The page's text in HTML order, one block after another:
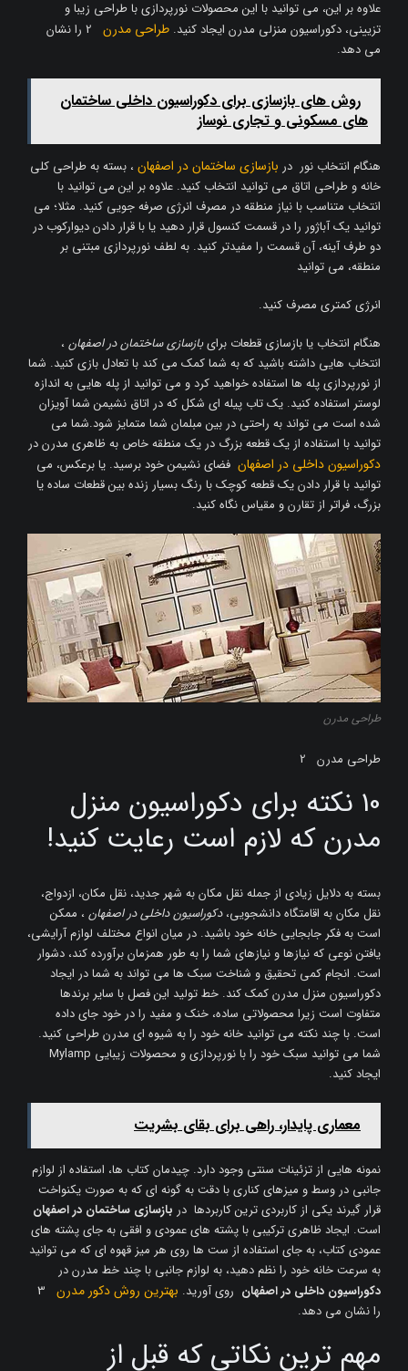
علاوه بر این، می توانید با این محصولات نورپردازی با طراحی زیبا و
تزیینی، دکوراسیون منزلی مدرن ایجاد کنید. طراحی مدرن
2 را نشان
می دهد.
روش ‌های بازسازی برای دکوراسیون داخلی ساختمان‌
های مسکونی و تجاری نوساز
هنگام انتخاب نور در بازسازی ساختمان در اصفهان ، بسته به طراحی کلی
خانه و طراحی اتاق می توانید انتخاب کنید. علاوه بر این می توانید با
انتخاب متناسب با نیاز منطقه در مصرف انرژی صرفه جویی کنید. مثلا؛ می
توانید یک آباژور را در قسمت کنسول قرار دهید یا با قرار دادن دیوارکوب در
دو طرف آینه، آن قسمت را مفیدتر کنید. به لطف نورپردازی مبتنی بر
منطقه، می توانید
انرژی کمتری مصرف کنید.
هنگام انتخاب یا بازسازی قطعات برایبازسازی ساختمان در اصفهان ،
انتخاب هایی داشته باشید که به شما کمک می کند با تعادل بازی کنید. شما
از نورپردازی پله ها استفاده خواهید کرد و می توانید از پله هایی به اندازه
لوستر استفاده کنید. یک تاب پیله ای شکل که در اتاق نشیمن شما آویزان
شده است می تواند به راحتی در بین مبلمان شما متمایز شود.شما می
توانید با استفاده از یک قطعه بزرگ در یک منطقه خاص به ظاهری مدرن در
دکوراسیون داخلی در اصفهان فضای نشیمن خود برسید. یا برعکس، می
توانید با قرار دادن یک قطعه کوچک با رنگ بسیار زنده بین قطعات ساده یا
بزرگ، فراتر از تقارن و مقیاس نگاه کنید.
طراحی مدرن
طراحی مدرن 2
10 نکته برای دکوراسیون منزل
مدرن که لازم است رعایت کنید!
بسته به دلایل زیادی از جمله نقل مکان به شهر جدید، نقل مکان، ازدواج،
نقل مکان به اقامتگاه دانشجویی،دکوراسیون داخلی در اصفهان ، ممکن
است به فکر جابجایی خانه خود باشید. در میان انواع مختلف لوازم آرایشی،
یافتن نوعی که نیازها و نیازهای شما را به طور همزمان برآورده کند، دشوار
است. انجام کمی تحقیق و شناخت سبک ها می تواند به شما در ایجاد
دکوراسیون منزل مدرن کمک کند. خط تولید این فصل با سایر برندها
متفاوت است زیرا محصولاتی ساده، خنک و مفید را در خود جای داده
است. با چند نکته می توانید خانه خود را به شیوه ای مدرن طراحی کنید.
شما می توانید سبک خود را با نورپردازی و محصولات زیبایی Mylamp
ایجاد کنید.
معماری پایدار، راهی برای بقای بشریت
نمونه هایی از تزئینات سنتی وجود دارد. چیدمان کتاب ها، استفاده از لوازم
جانبی در وسط و میزهای کناری با دقت به گونه ای که به صورت یکنواخت
قرار گیرند یکی از کاربردی ترین کاربردها در بازسازی ساختمان در اصفهان
است. ایجاد ظاهری ترکیبی با پشته های عمودی و افقی به جای پشته های
عمودی کتاب، به جای استفاده از ست ها روی هر میز قهوه ای که می توانید
به سرعت خانه خود را نظم دهید، به لوازم جانبی با چند خط مدرن در
دکوراسیون داخلی در اصفهان روی آورید. بهترین روش دکور مدرن
3
را نشان می دهد.
مهم ترین نکاتی که قبل از